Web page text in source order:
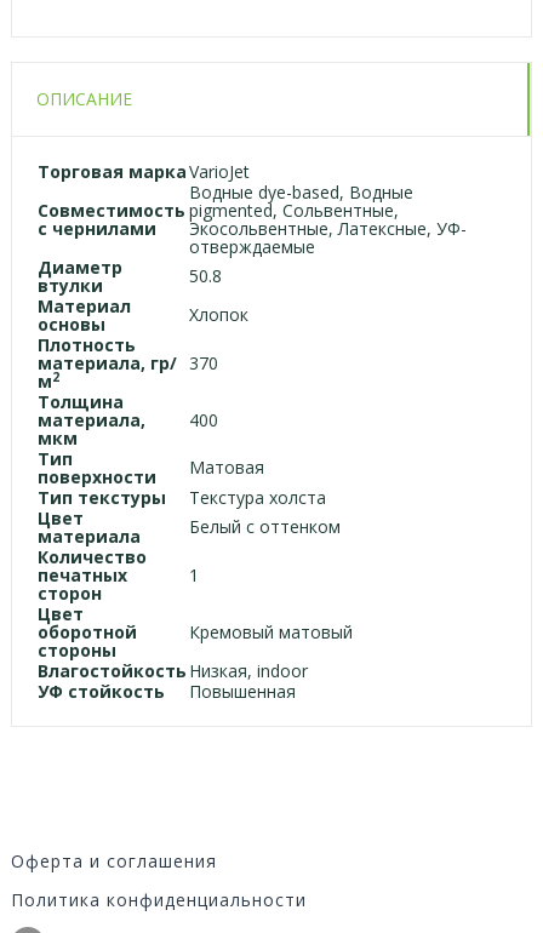
ОПИСАНИЕ
Торговая маркаVarioJet
Совместимость
с чернилами
Водные dуe-based, Водные
pigmented, Сольвентные,
Экосольвентные, Латексные, УФ-
отверждаемые
Диаметр
втулки
50.8
Материал
основы
Хлопок
Плотность
материала, гр/
м2
370
Толщина
материала,
мкм
400
Тип
поверхности
Матовая
Тип текстуры
Текстура холста
Цвет
материала
Белый с оттенком
Количество
печатных
сторон
1
Цвет
оборотной
стороны
Кремовый матовый
Влагостойкость Низкая, indoor
УФ стойкость
Повышенная
Оферта и соглашения
Политика конфиденциальности